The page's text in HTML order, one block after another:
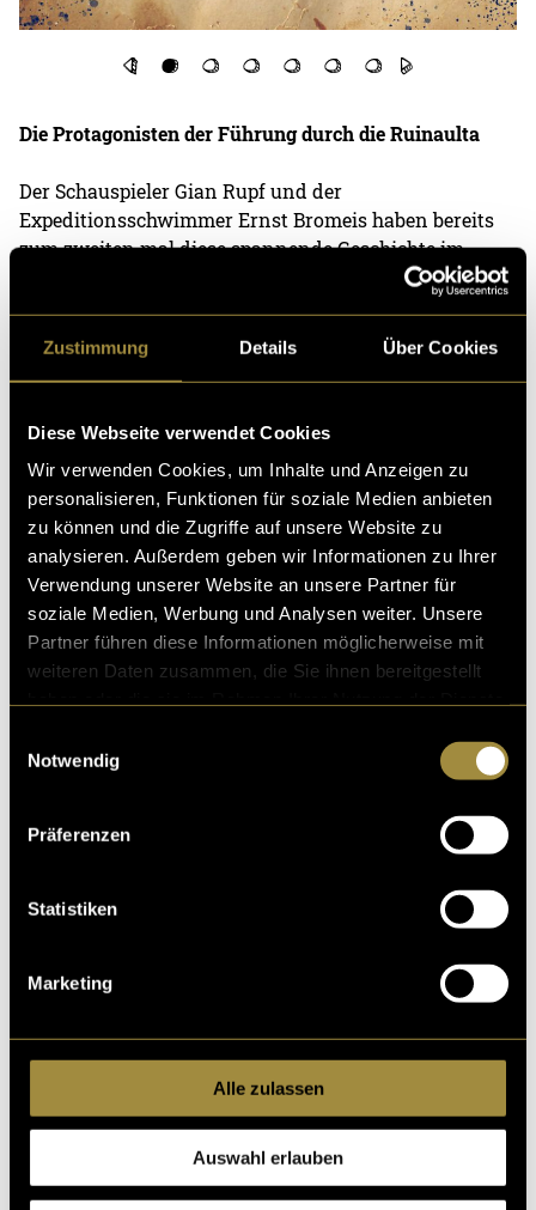
Zustimmung Details Über Cookies
Diese Webseite verwendet Cookies
Wir verwenden Cookies, um Inhalte und Anzeigen zu
personalisieren, Funktionen für soziale Medien anbieten
zu können und die Zugriffe auf unsere Website zu
analysieren. Außerdem geben wir Informationen zu Ihrer
Verwendung unserer Website an unsere Partner für
soziale Medien, Werbung und Analysen weiter. Unsere
Partner führen diese Informationen möglicherweise mit
weiteren Daten zusammen, die Sie ihnen bereitgestellt
Notwendig
Präferenzen
Statistiken
Marketing
Alle zulassen
Auswahl erlauben
Die Protagonisten der Führung durch die Ruinaulta
Der Schauspieler Gian Rupf und der
Expeditionsschwimmer Ernst Bromeis haben bereits
zum zweiten mal diese spannende Geschichte im
ewigen Eis erzählt. Aber nicht am Südpol, nein. Mitten
in Graubünden in der Ruinaulta. Hier stellen Sie sich
doch gleich selber vor: